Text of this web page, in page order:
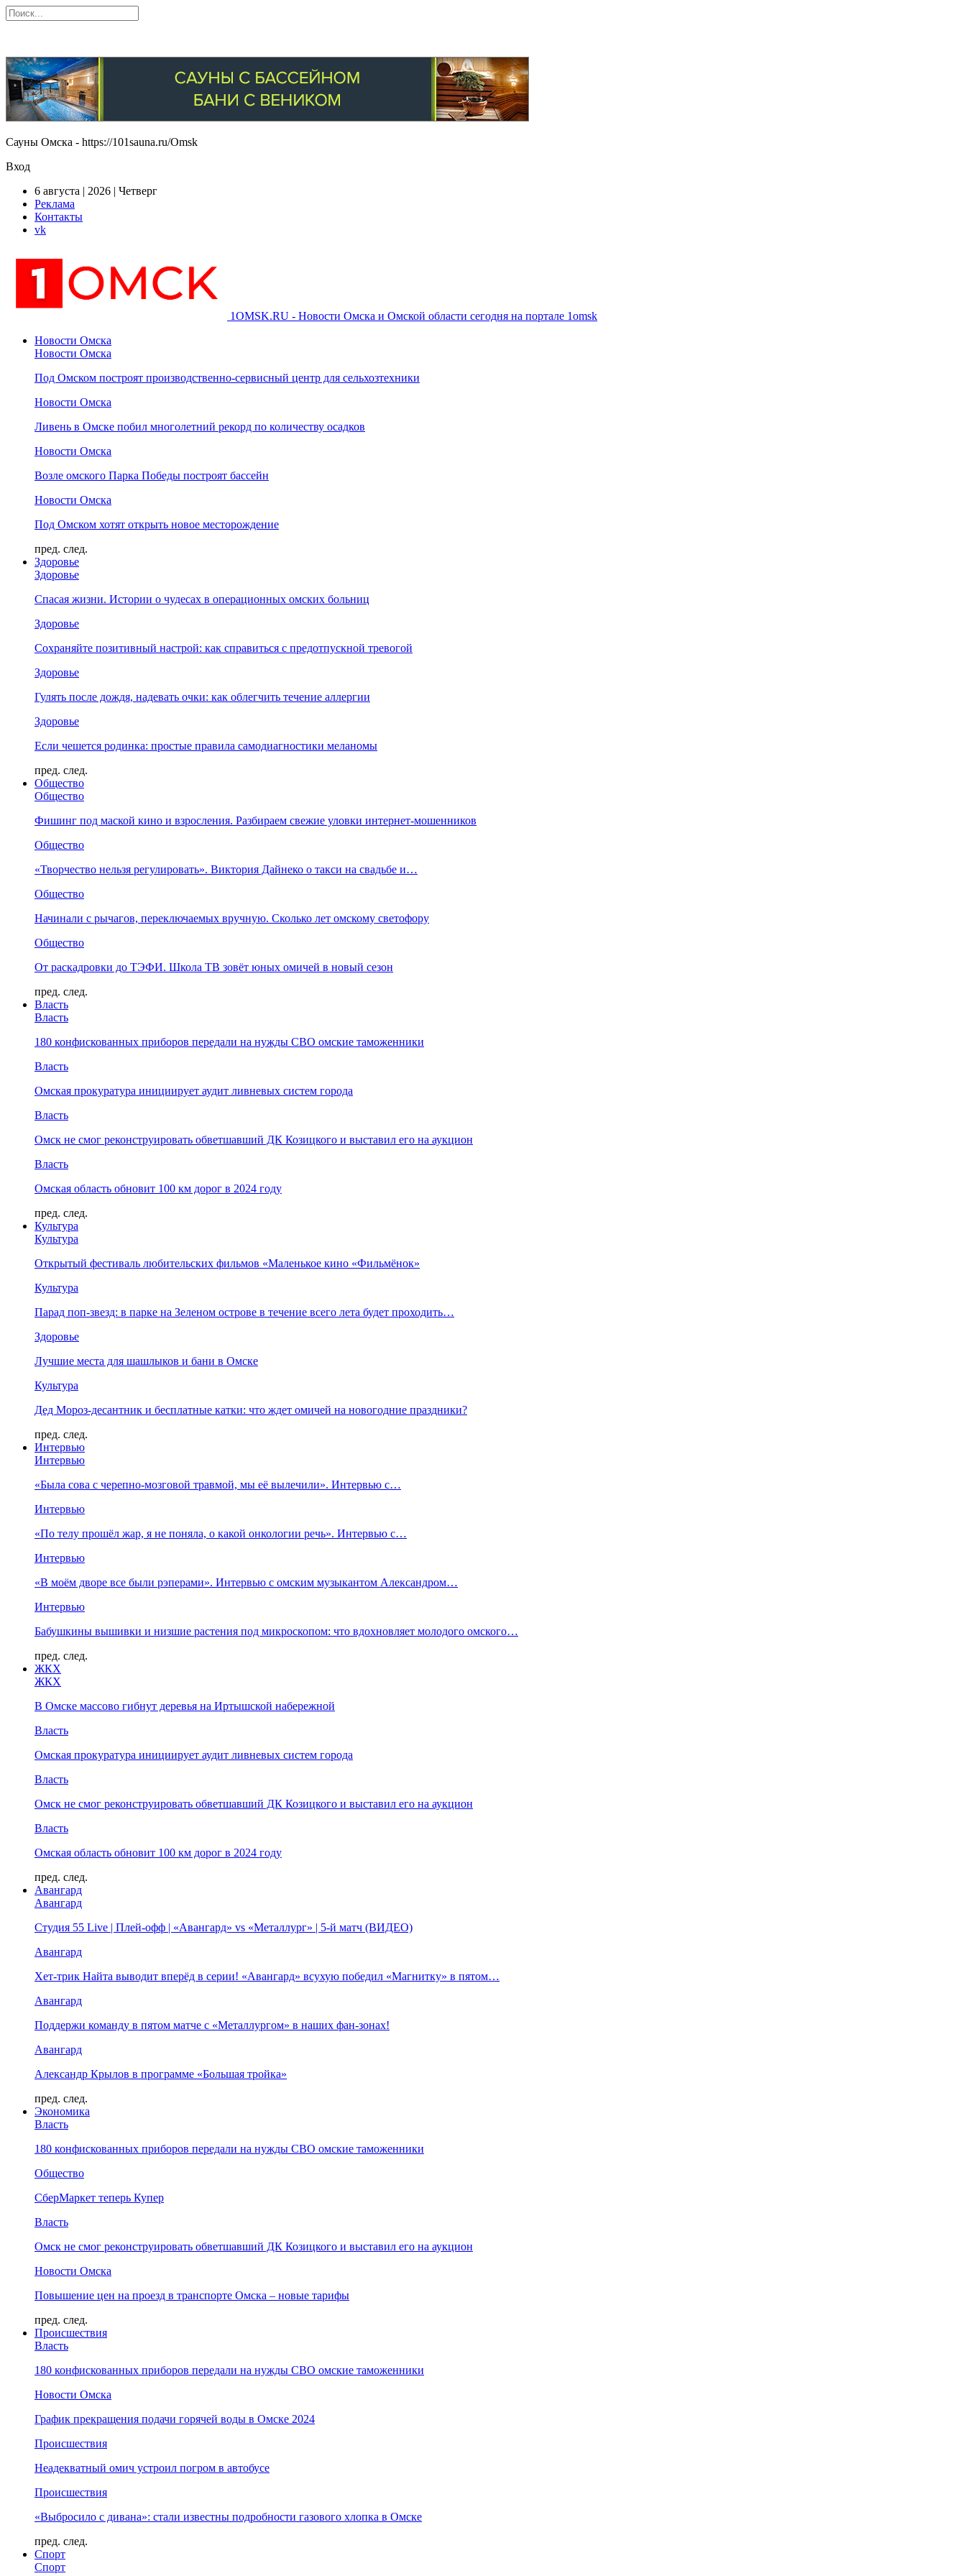
Сауны Омска - https://101sauna.ru/Omsk
Вход
6 августа | 2026 | Четверг
Реклама
Контакты
vk
1OMSK.RU - Новости Омска и Омской области сегодня на портале 1omsk
Новости Омска
Новости Омска
Под Омском построят производственно-сервисный центр для сельхозтехники
Новости Омска
Ливень в Омске побил многолетний рекорд по количеству осадков
Новости Омска
Возле омского Парка Победы построят бассейн
Новости Омска
Под Омском хотят открыть новое месторождение
пред. след.
Здоровье
Здоровье
Спасая жизни. Истории о чудесах в операционных омских больниц
Здоровье
Сохраняйте позитивный настрой: как справиться с предотпускной тревогой
Здоровье
Гулять после дождя, надевать очки: как облегчить течение аллергии
Здоровье
Если чешется родинка: простые правила самодиагностики меланомы
пред. след.
Общество
Общество
Фишинг под маской кино и взросления. Разбираем свежие уловки интернет-мошенников
Общество
«Творчество нельзя регулировать». Виктория Дайнеко о такси на свадьбе и…
Общество
Начинали с рычагов, переключаемых вручную. Сколько лет омскому светофору
Общество
От раскадровки до ТЭФИ. Школа ТВ зовёт юных омичей в новый сезон
пред. след.
Власть
Власть
180 конфискованных приборов передали на нужды СВО омские таможенники
Власть
Омская прокуратура инициирует аудит ливневых систем города
Власть
Омск не смог реконструировать обветшавший ДК Козицкого и выставил его на аукцион
Власть
Омская область обновит 100 км дорог в 2024 году
пред. след.
Культура
Культура
Открытый фестиваль любительских фильмов «Маленькое кино «Фильмёнок»
Культура
Парад поп-звезд: в парке на Зеленом острове в течение всего лета будет проходить…
Здоровье
Лучшие места для шашлыков и бани в Омске
Культура
Дед Мороз-десантник и бесплатные катки: что ждет омичей на новогодние праздники?
пред. след.
Интервью
Интервью
«Была сова с черепно-мозговой травмой, мы её вылечили». Интервью с…
Интервью
«По телу прошёл жар, я не поняла, о какой онкологии речь». Интервью с…
Интервью
«В моём дворе все были рэперами». Интервью с омским музыкантом Александром…
Интервью
Бабушкины вышивки и низшие растения под микроскопом: что вдохновляет молодого омского…
пред. след.
ЖКХ
ЖКХ
В Омске массово гибнут деревья на Иртышской набережной
Власть
Омская прокуратура инициирует аудит ливневых систем города
Власть
Омск не смог реконструировать обветшавший ДК Козицкого и выставил его на аукцион
Власть
Омская область обновит 100 км дорог в 2024 году
пред. след.
Авангард
Авангард
Студия 55 Live | Плей-офф | «Авангард» vs «Металлург» | 5-й матч (ВИДЕО)
Авангард
Хет-трик Найта выводит вперёд в серии! «Авангард» всухую победил «Магнитку» в пятом…
Авангард
Поддержи команду в пятом матче с «Металлургом» в наших фан-зонах!
Авангард
Александр Крылов в программе «Большая тройка»
пред. след.
Экономика
Власть
180 конфискованных приборов передали на нужды СВО омские таможенники
Общество
СберМаркет теперь Купер
Власть
Омск не смог реконструировать обветшавший ДК Козицкого и выставил его на аукцион
Новости Омска
Повышение цен на проезд в транспорте Омска – новые тарифы
пред. след.
Происшествия
Власть
180 конфискованных приборов передали на нужды СВО омские таможенники
Новости Омска
График прекращения подачи горячей воды в Омске 2024
Происшествия
Неадекватный омич устроил погром в автобусе
Происшествия
«Выбросило с дивана»: стали известны подробности газового хлопка в Омске
пред. след.
Спорт
Спорт